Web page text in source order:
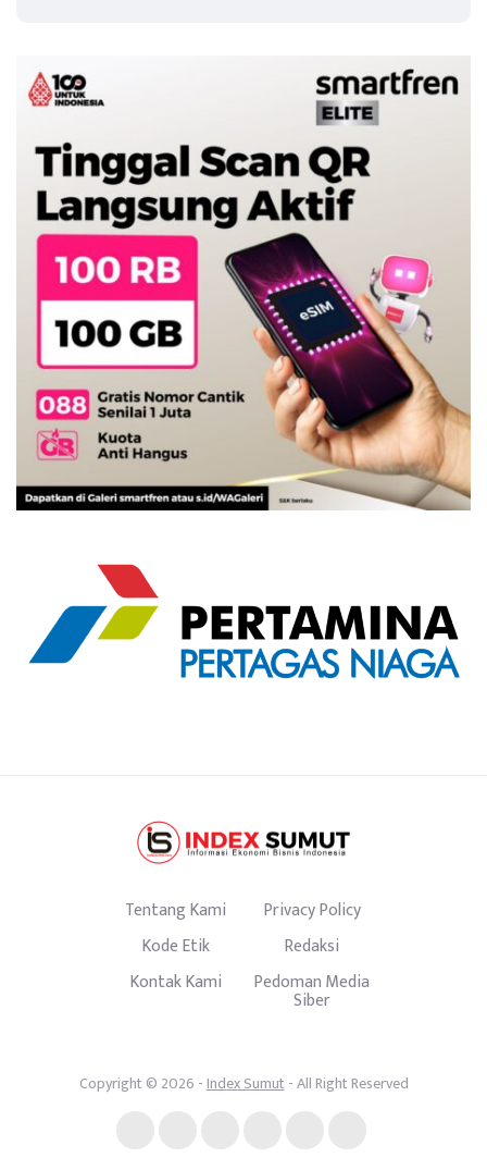
Tentang Kami
Privacy Policy
Kode Etik
Redaksi
Kontak Kami
Pedoman Media
Siber
Copyright © 2026 -Index Sumut- All Right Reserved